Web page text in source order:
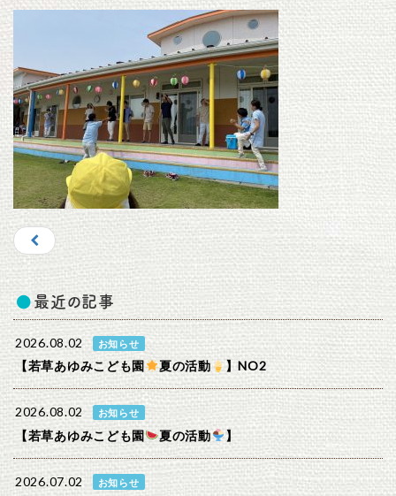
最近の記事
2026.08.02 お知らせ
【若草あゆみこども園 夏の活動 】NO2
2026.08.02 お知らせ
【若草あゆみこども園 夏の活動 】
2026.07.02 お知らせ